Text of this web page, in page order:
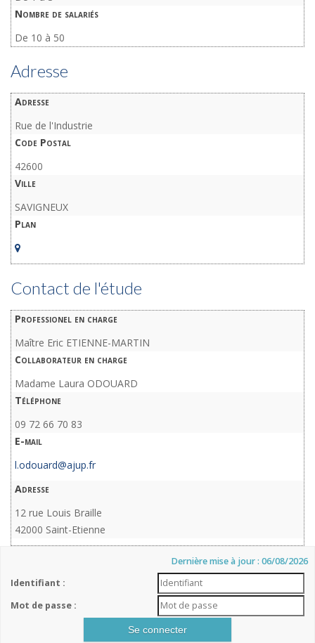
Nombre de salariés
De 10 à 50
Adresse
Adresse
Rue de l'Industrie
Code Postal
42600
Ville
SAVIGNEUX
Plan
Contact de l'étude
Professionel en charge
Maître Eric ETIENNE-MARTIN
Collaborateur en charge
Madame Laura ODOUARD
Téléphone
09 72 66 70 83
E-mail
l.odouard@ajup.fr
Adresse
12 rue Louis Braille
42000 Saint-Etienne
Dernière mise à jour : 06/08/2026
Identifiant :
Mot de passe :